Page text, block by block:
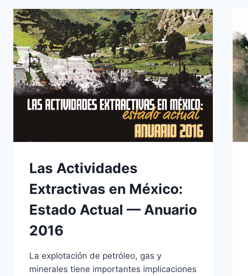
NATURAL
Las Actividades
Extractivas en México:
Estado Actual — Anuario
2016
La explotación de petróleo, gas y
minerales tiene importantes implicaciones